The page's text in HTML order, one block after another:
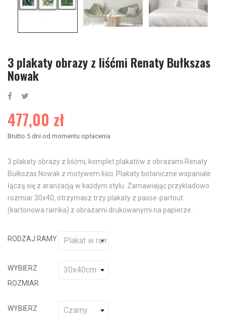
3 plakaty obrazy z liśćmi Renaty Bułkszas
Nowak
477,00 zł
Brutto 5 dni od momentu opłacenia
3 plakaty obrazy z liśćmi, komplet plakatów z obrazami Renaty
Bułkszas Nowak z motywem liści. Plakaty botaniczne wspaniale
łączą się z aranżacją w każdym stylu. Zamawiając przykładowo
rozmiar 30x40, otrzymasz trzy plakaty z passe-partout
(kartonowa ramka) z obrazami drukowanymi na papierze.
RODZAJ RAMY
WYBIERZ
ROZMIAR
WYBIERZ